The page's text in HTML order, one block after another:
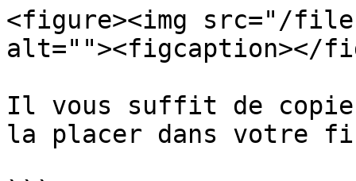
<figure><img src="/files/
alt=""><figcaption></
Il vous suffit de
la placer dans votre